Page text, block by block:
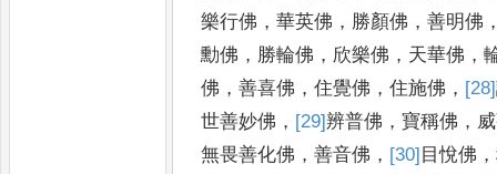
樂行佛 ，華英佛 ， 勝顏佛 ，善明佛
勳佛 ， 勝輪佛 ， 欣樂佛 ， 天華佛 ，
佛 ，善喜佛 ，住覺佛 ，住施佛 ， [28]
世善妙佛 ， [29]辨普佛 ，寶稱佛 ，
無畏善化佛 ，善音佛 ， [30] 目悅佛 ，